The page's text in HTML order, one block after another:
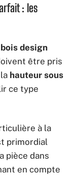
: les
design
être pris
hauteur sous
ce type
à la
primordial
pièce dans
en compte